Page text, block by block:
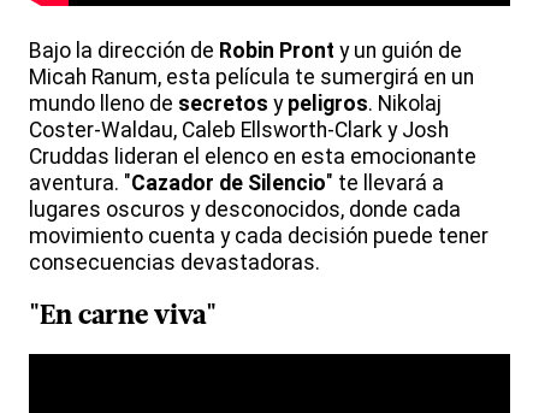
Bajo la dirección de Robin Pront y un guión de
Micah Ranum, esta película te sumergirá en un
mundo lleno de secretos y peligros. Nikolaj
Coster-Waldau, Caleb Ellsworth-Clark y Josh
Cruddas lideran el elenco en esta emocionante
aventura. "Cazador de Silencio" te llevará a
lugares oscuros y desconocidos, donde cada
movimiento cuenta y cada decisión puede tener
consecuencias devastadoras.
"En carne viva"